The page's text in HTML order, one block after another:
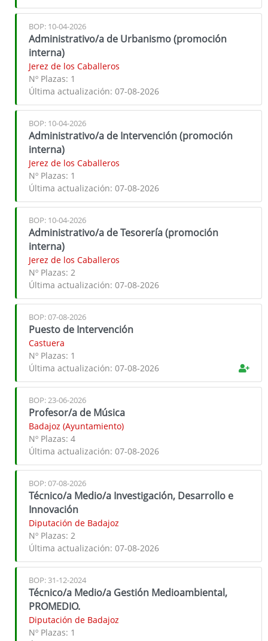
Área de RR.HH.
Emprendimiento y Empresa
Servicio de Transparencia, Calidad y Atención al Ciudadano
BOP: 10-04-2026
Administrativo/a de Urbanismo (promoción
interna)
Jerez de los Caballeros
Nº Plazas: 1
Última actualización: 07-08-2026
BOP: 10-04-2026
Administrativo/a de Intervención (promoción
interna)
Jerez de los Caballeros
Nº Plazas: 1
Última actualización: 07-08-2026
BOP: 10-04-2026
Administrativo/a de Tesorería (promoción
interna)
Jerez de los Caballeros
Nº Plazas: 2
Última actualización: 07-08-2026
BOP: 07-08-2026
Puesto de Intervención
Castuera
Nº Plazas: 1
Última actualización: 07-08-2026
BOP: 23-06-2026
Profesor/a de Música
Badajoz (Ayuntamiento)
Nº Plazas: 4
Última actualización: 07-08-2026
BOP: 07-08-2026
Técnico/a Medio/a Investigación, Desarrollo e
Innovación
Diputación de Badajoz
Nº Plazas: 2
Última actualización: 07-08-2026
BOP: 31-12-2024
Técnico/a Medio/a Gestión Medioambiental,
PROMEDIO.
Diputación de Badajoz
Nº Plazas: 1